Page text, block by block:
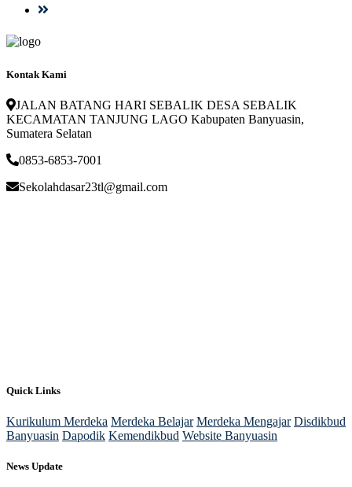
Kontak Kami
JALAN BATANG HARI SEBALIK DESA SEBALIK
KECAMATAN TANJUNG LAGO Kabupaten Banyuasin,
Sumatera Selatan
0853-6853-7001
Sekolahdasar23tl@gmail.com
Quick Links
Kurikulum Merdeka Merdeka Belajar Merdeka Mengajar Disdikbud
Banyuasin Dapodik Kemendikbud Website Banyuasin
News Update